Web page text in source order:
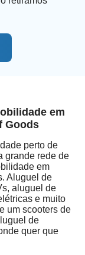
em
Goods
perto de
grande rede de
em
Aluguel de
aluguel de
e muito
um scooters de
de
quer que